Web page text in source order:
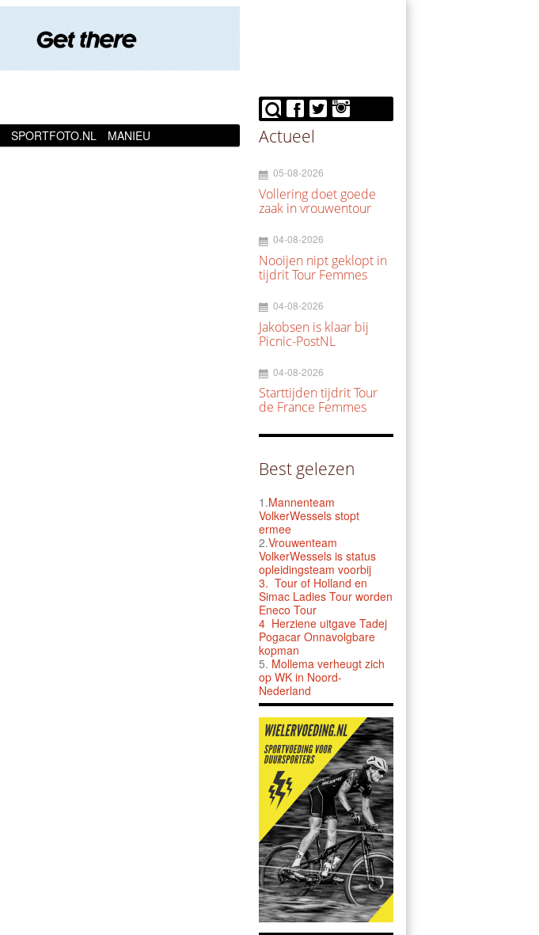
SPORTFOTO.NL MANIEU Actueel
05-08-2026
Vollering doet goede
zaak in vrouwentour
04-08-2026
Nooijen nipt geklopt in
tijdrit Tour Femmes
04-08-2026
Jakobsen is klaar bij
Picnic-PostNL
04-08-2026
Starttijden tijdrit Tour
de France Femmes
Best gelezen
1.Mannenteam
VolkerWessels stopt
ermee
2.Vrouwenteam
VolkerWessels is status
opleidingsteam voorbij
3. Tour of Holland en
Simac Ladies Tour worden
Eneco Tour
4 Herziene uitgave Tadej
Pogacar Onnavolgbare
kopman
5. Mollema verheugt zich
op WK in Noord-
Nederland